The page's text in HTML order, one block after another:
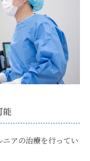
能
アの治療を行ってい